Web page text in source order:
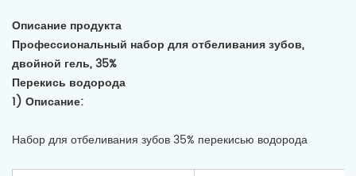
Описание продукта
Профессиональный набор для отбеливания зубов,
двойной гель, 35%
Перекись водорода
1) Описание:
Набор для отбеливания зубов 35% перекисью водорода